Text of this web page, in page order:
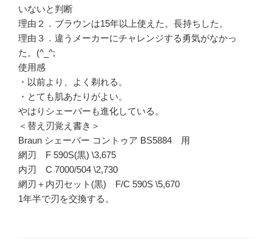
いないと判断
理由２．ブラウンは15年以上使えた。長持ちした。
理由３．違うメーカーにチャレンジする勇気がなかっ
た。(^_^;
使用感
・以前より、よく剃れる。
・とても肌あたりがよい。
やはりシェーバーも進化している。
＜替え刃覚え書き＞
Braun シェーバー コントゥア BS5884 用
網刃 F 590S(黒) \3,675
内刃 C 7000/504 \2,730
網刃＋内刃セット(黒) F/C 590S \5,670
1年半で刃を交換する。